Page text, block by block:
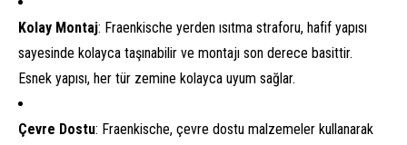
Kolay Montaj: Fraenkische yerden ısıtma straforu, hafif yapısı
sayesinde kolayca taşınabilir ve montajı son derece basittir.
Esnek yapısı, her tür zemine kolayca uyum sağlar.
Çevre Dostu: Fraenkische, çevre dostu malzemeler kullanarak